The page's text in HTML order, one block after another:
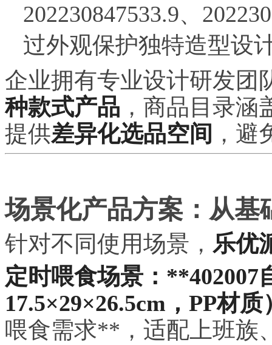
202230847533.9、
过外观保护独特造型设
企业拥有专业设计研发团
种款式产品 ，商品目录涵
提供差异化选品空间 ，
场景化产品方案：从基
针对不同使用场景， 乐优
定时喂食场景：**402007
17.5×29×26.5cm，PP材
喂食需求**，适配上班族